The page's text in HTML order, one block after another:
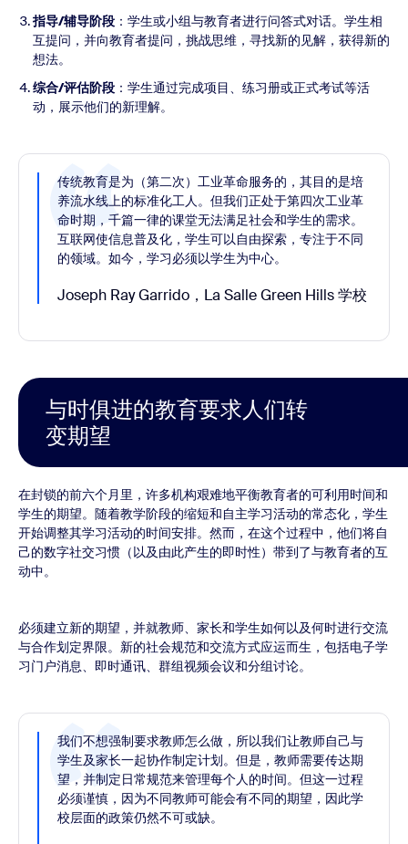
指导/辅导阶段 ：学生或小组与教育者进行问答式对话。学生相
互提问，并向教育者提问，挑战思维，寻找新的见解，获得新的
想法。
综合/评估阶段 ：学生通过完成项目、练习册或正式考试等活
动，展示他们的新理解。
传统教育是为（第二次）工业革命服务的，其目的是培
养流水线上的标准化工人。但我们正处于第四次工业革
命时期，千篇一律的课堂无法满足社会和学生的需求。
互联网使信息普及化，学生可以自由探索，专注于不同
的领域。如今，学习必须以学生为中心。
Joseph Ray Garrido，La Salle Green Hills 学校
与时俱进的教育要求人们转
变期望
在封锁的前六个月里，许多机构艰难地平衡教育者的可利用时间和
学生的期望。随着教学阶段的缩短和自主学习活动的常态化，学生
开始调整其学习活动的时间安排。然而，在这个过程中，他们将自
己的数字社交习惯（以及由此产生的即时性）带到了与教育者的互
动中。
必须建立新的期望，并就教师、家长和学生如何以及何时进行交流
与合作划定界限。新的社会规范和交流方式应运而生，包括电子学
习门户消息、即时通讯、群组视频会议和分组讨论。
我们不想强制要求教师怎么做，所以我们让教师自己与
学生及家长一起协作制定计划。但是，教师需要传达期
望，并制定日常规范来管理每个人的时间。但这一过程
必须谨慎，因为不同教师可能会有不同的期望，因此学
校层面的政策仍然不可或缺。